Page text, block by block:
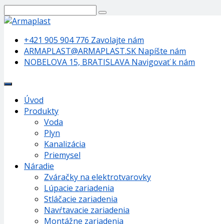
+421 905 904 776 Zavolajte nám
ARMAPLAST@ARMAPLAST.SK Napíšte nám
NOBELOVA 15, BRATISLAVA Navigovať k nám
Úvod
Produkty
Voda
Plyn
Kanalizácia
Priemysel
Náradie
Zváračky na elektrotvarovky
Lúpacie zariadenia
Stláčacie zariadenia
Navŕtavacie zariadenia
Montážne zariadenia